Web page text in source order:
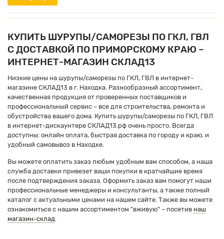
КУПИТЬ ШУРУПЫ/САМОРЕЗЫ ПО ГКЛ, ГВЛ
С ДОСТАВКОЙ ПО ПРИМОРСКОМУ КРАЮ –
ИНТЕРНЕТ-МАГАЗИН СКЛАД13
Низкие цены на шурупы/саморезы по ГКЛ, ГВЛ в интернет-
магазине СКЛАД13 в г. Находка. Разнообразный ассортимент,
качественная продукция от проверенных поставщиков и
профессиональный сервис – все для строительства, ремонта и
обустройства вашего дома. Купить шурупы/саморезы по ГКЛ, ГВЛ
в интернет-дискаунтере СКЛАД13.рф очень просто. Всегда
доступны: онлайн оплата, быстрая доставка по городу и краю, и
удобный самовывоз в Находке.
Вы можете оплатить заказ любым удобным вам способом, а наша
служба доставки привезет ваши покупки в кратчайшие время
после подтверждения заказа. Оформить заказ вам помогут наши
профессиональные менеджеры и консультанты, а также полный
каталог с актуальными ценами на нашем сайте. Также вы можете
ознакомиться с нашим ассортиментом "вживую" – посетив наш
магазин-склад.